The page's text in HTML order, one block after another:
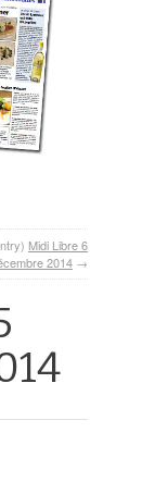
Midi Libre 6
2014 →